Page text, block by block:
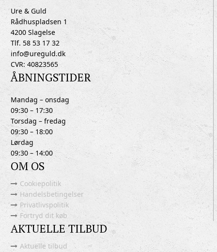
Ure & Guld
Rådhuspladsen 1
4200 Slagelse
Tlf. 58 53 17 32
info@ureguld.dk
CVR: 40823565
ÅBNINGSTIDER
Mandag – onsdag
09:30 – 17:30
Torsdag – fredag
09:30 – 18:00
Lørdag
09:30 – 14:00
OM OS
Cookiepolitik
Handelsbetingelser
Privatlivspolitik
Fortryd dit køb
AKTUELLE TILBUD
Aktuelle tilbud